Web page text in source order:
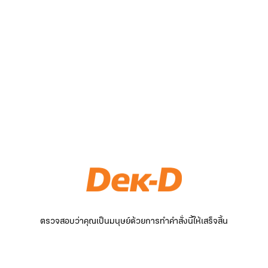
ตรวจสอบว่าคุณเป็นมนุษย์ด้วยการทำคำสั่งนี้ให้เสร็จสิ้น